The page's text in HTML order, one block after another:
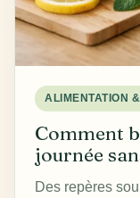
ALIMENTATION
Comment
journée
Des repères